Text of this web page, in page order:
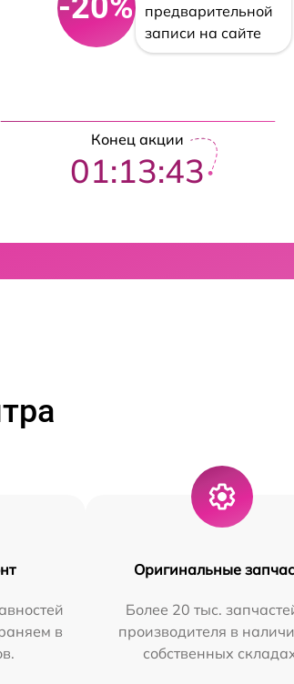
предварительной
записи на сайте
Конец акции
01:13:42
в
Оригинальные
Более 20 тыс.
производителя в
собственных